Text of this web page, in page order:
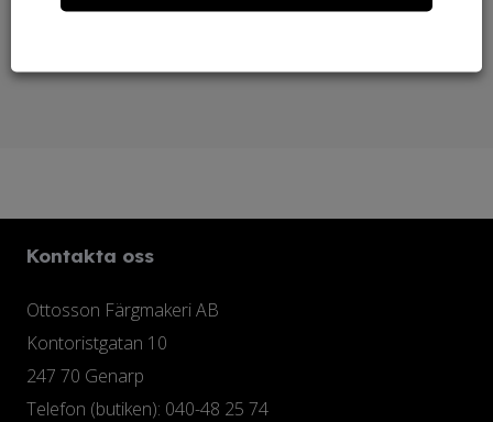
Kontakta oss
Ottosson Färgmakeri AB
Kontoristgatan 10
247 70 Genarp
Telefon (butiken): 040-48 25 74